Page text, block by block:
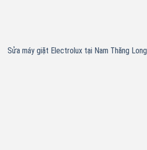
Sửa máy giặt Electrolux tại Nam Thăng Long